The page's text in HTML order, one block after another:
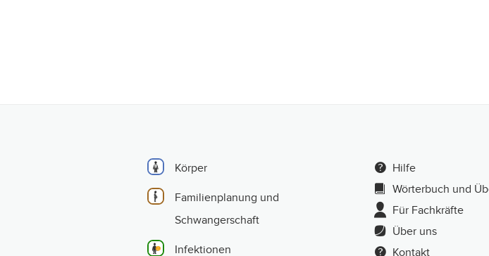
Körper
Familienplanung und
Schwangerschaft
Infektionen
Hilfe
Wörterbuch und
Für Fachkräfte
Über uns
Kontakt